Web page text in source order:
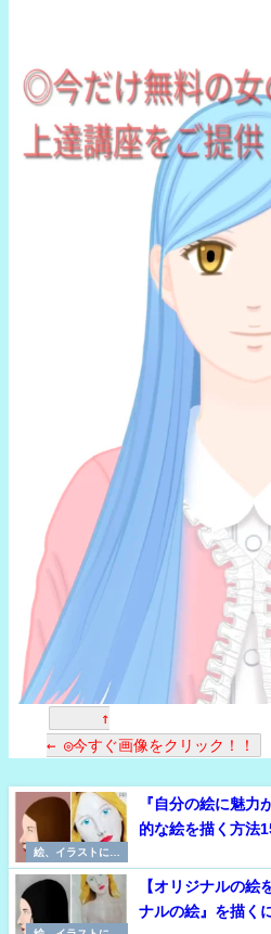
↑
← ◎今すぐ画像をクリック！！
絵、イラストに必
要な考え方
『自分の絵に魅力
的な絵を描く方法
【オリジナルの絵
ナルの絵』を描く